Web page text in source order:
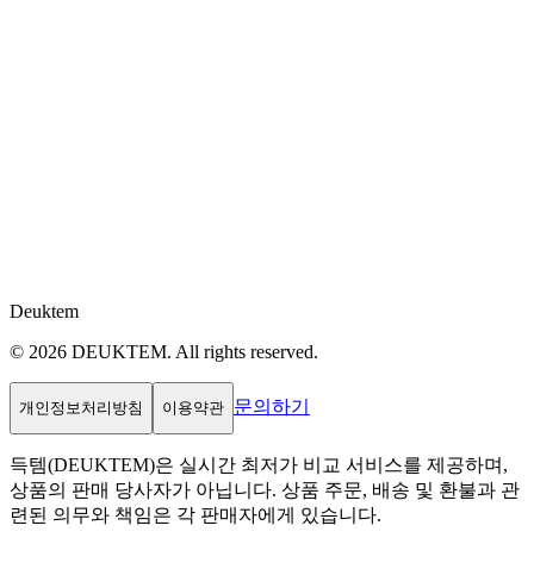
Deuktem
© 2026 DEUKTEM. All rights reserved.
개인정보처리방침 이용약관 문의하기
득템(DEUKTEM)은 실시간 최저가 비교 서비스를 제공하며,
상품의 판매 당사자가 아닙니다. 상품 주문, 배송 및 환불과 관
련된 의무와 책임은 각 판매자에게 있습니다.